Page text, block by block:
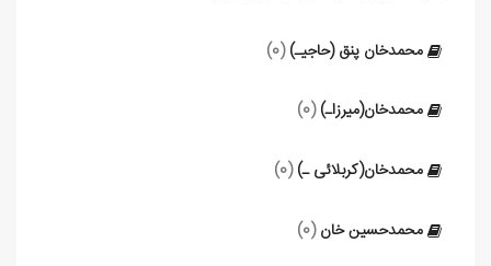
محمدخان پنق (حاجی‏ـ) (0)
محمدخان(میرزاـ) (0)
محمدخان(کربلائی ـ) (0)
محمدحسین خان (0)